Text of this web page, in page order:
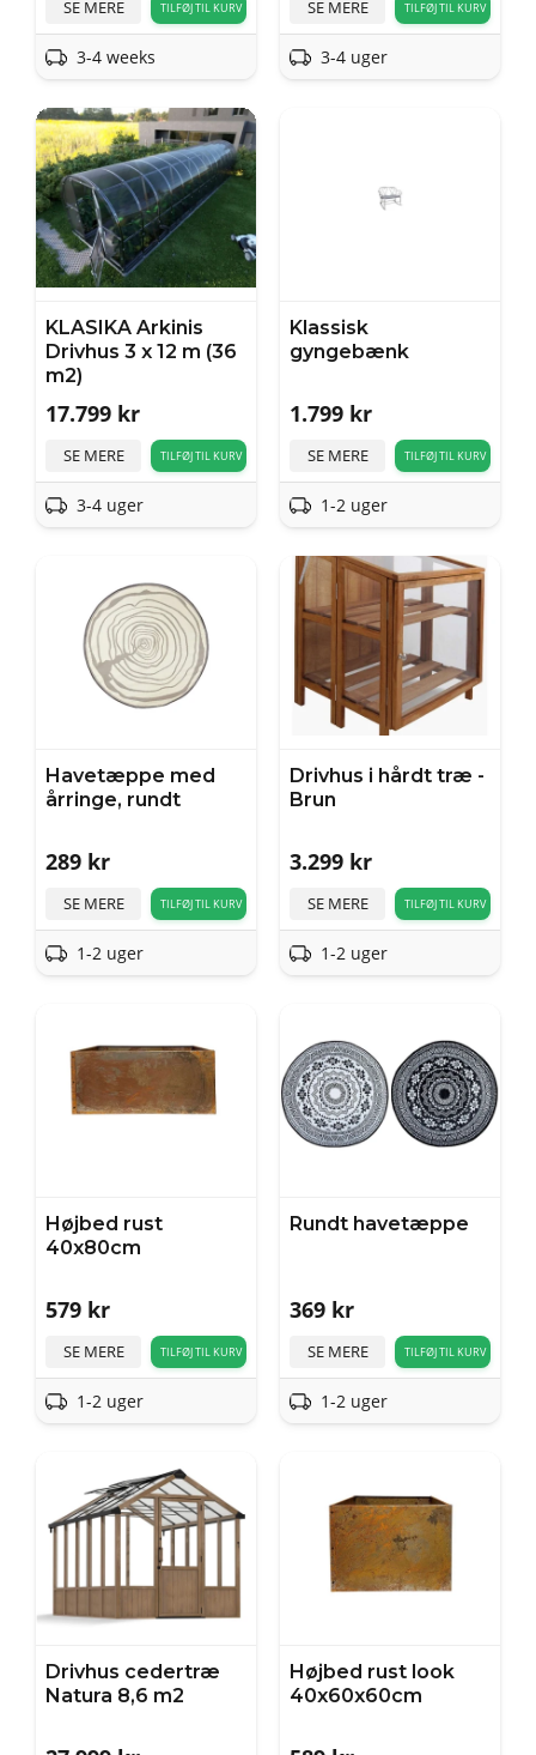
SE MERE TILFØJ TIL KURV
3-4 weeks
SE MERE TILFØJ TIL KURV
3-4 uger
KLASIKA Arkinis
Drivhus 3 x 12 m (36
m2)
17.799 kr
SE MERE TILFØJ TIL KURV
3-4 uger
Klassisk
gyngebænk
1.799 kr
SE MERE TILFØJ TIL KURV
1-2 uger
Havetæppe med
årringe, rundt
289 kr
SE MERE TILFØJ TIL KURV
1-2 uger
Drivhus i hårdt træ -
Brun
3.299 kr
SE MERE TILFØJ TIL KURV
1-2 uger
Højbed rust
40x80cm
579 kr
SE MERE TILFØJ TIL KURV
1-2 uger
Rundt havetæppe
369 kr
SE MERE TILFØJ TIL KURV
1-2 uger
Drivhus cedertræ
Natura 8,6 m2
Højbed rust look
40x60x60cm